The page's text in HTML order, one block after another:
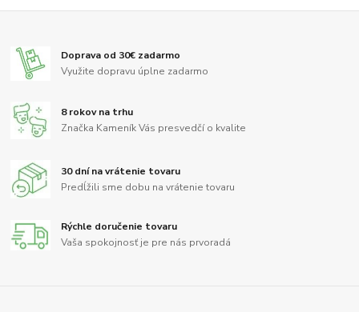
Doprava od 30€ zadarmo
Využite dopravu úplne zadarmo
8 rokov na trhu
Značka Kameník Vás presvedčí o kvalite
30 dní na vrátenie tovaru
Predĺžili sme dobu na vrátenie tovaru
Rýchle doručenie tovaru
Vaša spokojnosť je pre nás prvoradá